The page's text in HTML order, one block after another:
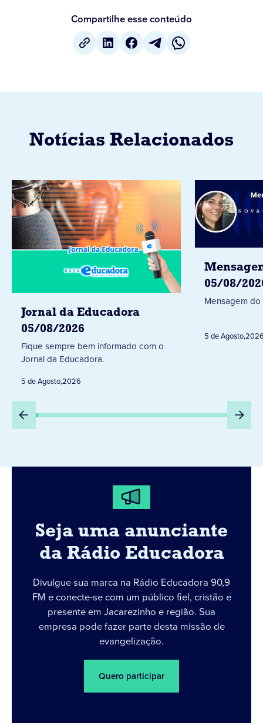
Compartilhe esse conteúdo
Notícias Relacionados
Jornal da Educadora
05/08/2026
Fique sempre bem informado com o
Jornal da Educadora.
5 de Agosto,2026
05/08/
Mensagem do
5 de Agosto,
Seja uma anunciante
da Rádio Educadora
Divulgue sua marca na Rádio Educadora 90,9
FM e conecte-se com um público fiel, cristão e
presente em Jacarezinho e região. Sua
empresa pode fazer parte desta missão de
evangelização.
Quero participar